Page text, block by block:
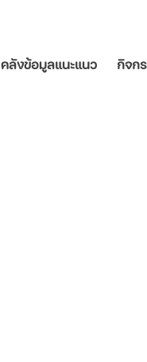
คลังข้อมูลแนะแนว กิจก